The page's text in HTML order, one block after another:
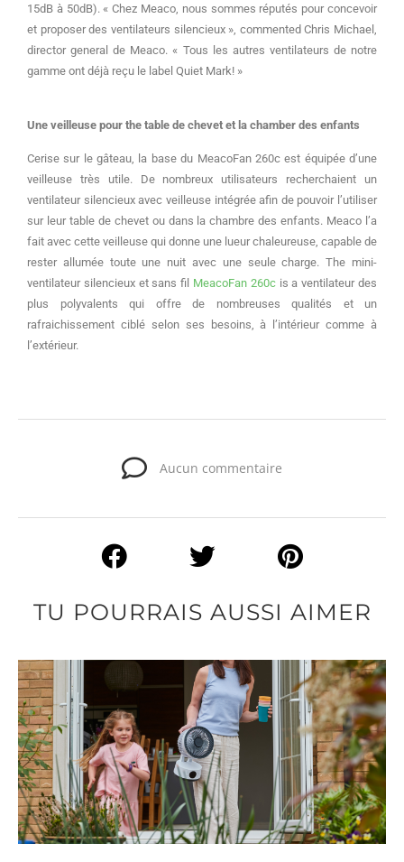
15dB à 50dB).« Chez Meaco, nous sommes réputés pour concevoir
et proposer des ventilateurs silencieux », commented Chris Michael,
director general de Meaco.« Tous les autres ventilateurs de notre
gamme ont déjà reçu le label Quiet Mark! »
Une veilleuse pour the table de chevet et la chamber des enfants
Cerise sur le gâteau, la base du MeacoFan 260c est équipée d’une
veilleuse très utile. De nombreux utilisateurs recherchaient un
ventilateur silencieux avec veilleuse intégrée afin de pouvoir l’utiliser
sur leur table de chevet ou dans la chambre des enfants. Meaco l’a
fait avec cette veilleuse qui donne une lueur chaleureuse, capable de
rester allumée toute une nuit avec une seule charge.The mini-
ventilateur silencieux et sans fil MeacoFan 260cis a ventilateur des
plus polyvalents qui offre de nombreuses qualités et un
rafraichissement ciblé selon ses besoins, à l’intérieur comme à
l’extérieur.
Aucun commentaire
TU POURRAIS AUSSI AIMER